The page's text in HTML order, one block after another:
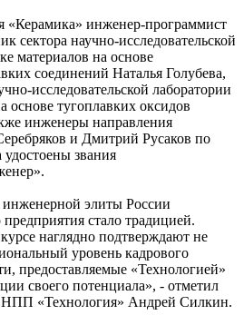
«Керамика» инженер-программист
сектора научно-исследовательской
материалов на основе
соединений Наталья Голубева,
исследовательской лаборатории
основе тугоплавких оксидов
инженеры направления
и Дмитрий Русаков по
удостоены звания
элиты России
стало традицией.
наглядно подтверждают не
уровень кадрового
предоставляемые «Технологией»
своего потенциала», - отметил
«Технология» Андрей Силкин.